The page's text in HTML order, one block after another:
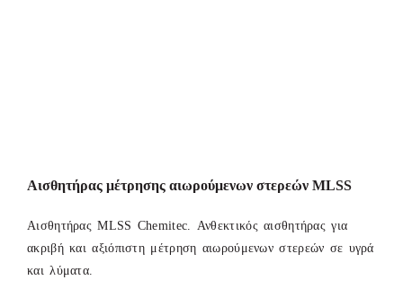
Αισθητήρας μέτρησης αιωρούμενων στερεών MLSS
Αισθητήρας MLSS Chemitec. Ανθεκτικός αισθητήρας για
ακριβή και αξιόπιστη μέτρηση αιωρούμενων στερεών σε υγρά
και λύματα.